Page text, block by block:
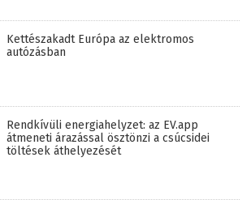
Kettészakadt Európa az elektromos
autózásban
Rendkívüli energiahelyzet: az EV.app
átmeneti árazással ösztönzi a csúcsidei
töltések áthelyezését